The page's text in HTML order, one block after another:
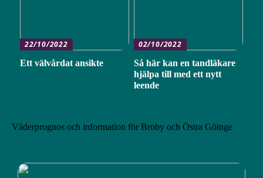
22/10/2022
Ett välvårdat ansikte
02/10/2022
Så här kan en tandläkare
hjälpa till med ett nytt
leende
Väderprognos och information för Broby och Östra Göinge